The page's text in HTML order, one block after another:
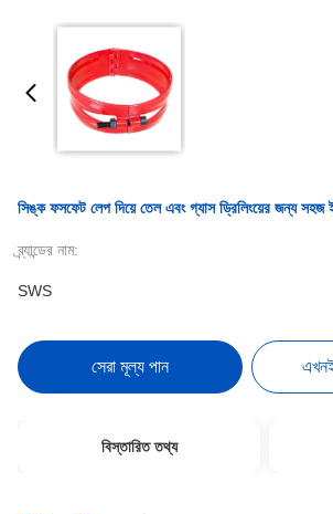
সিঙ্ক ফসফেট লেপ দিয়ে তেল এবং গ্যাস ড্রিলিংয়ের জন্য সহজ
ব্র্যান্ডের নাম:
SWS
সেরা মূল্য পান
বিস্তারিত তথ্য